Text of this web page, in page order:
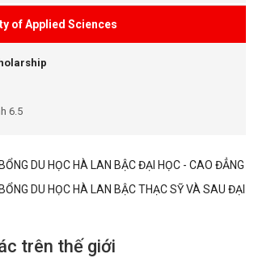
of Applied Sciences
6.5
DU HỌC HÀ LAN BẬC ĐẠI HỌC - CAO ĐẲNG
DU HỌC HÀ LAN BẬC THẠC SỸ VÀ SAU ĐẠI
trên thế giới